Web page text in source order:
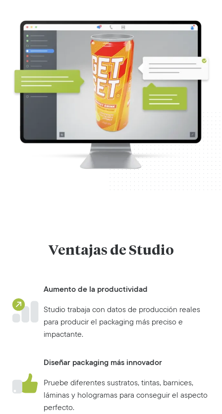
Ventajas de Studio
Aumento de la productividad
Studio trabaja con datos de producción reales
para producir el packaging más preciso e
impactante.
Diseñar packaging más innovador
Pruebe diferentes sustratos, tintas, barnices,
láminas y hologramas para conseguir el aspecto
perfecto.